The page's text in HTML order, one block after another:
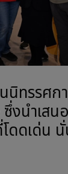
นิทรรศก
งนำเสน
ดดเด่น